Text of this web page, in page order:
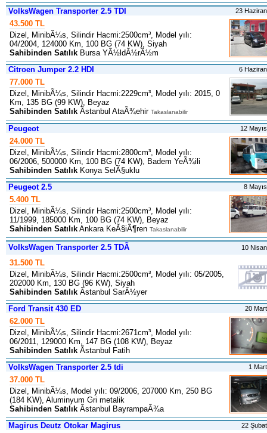
VolksWagen Transporter 2.5 TDI
23
43.500 TL
Dizel, MinibÃ¼s, Silindir Hacmi:2500cm³, Model yılı:
04/2004, 124000 Km, 100 BG (74 KW), Siyah
Sahibinden Satılık Bursa YÃ½ldÃ½rÃ½m
Citroen Jumper 2.2 HDI
6
77.000 TL
Dizel, MinibÃ¼s, Silindir Hacmi:2229cm³, Model yılı: 2015, 0
Km, 135 BG (99 KW), Beyaz
Sahibinden Satılık Ãstanbul AtaÃ¾ehir Takaslanabilir
Peugeot 12
24.000 TL
Dizel, MinibÃ¼s, Silindir Hacmi:2800cm³, Model yılı:
06/2006, 500000 Km, 100 BG (74 KW), Badem YeÃ¾ili
Sahibinden Satılık Konya SelÃ§uklu
Peugeot 2.5
8
5.400 TL
Dizel, MinibÃ¼s, Silindir Hacmi:2500cm³, Model yılı:
11/1999, 185000 Km, 100 BG (74 KW), Beyaz
Sahibinden Satılık Ankara KeÃ§iÃ¶ren Takaslanabilir
VolksWagen Transporter 2.5 TDÃ 10
31.500 TL
Dizel, MinibÃ¼s, Silindir Hacmi:2500cm³, Model yılı: 05/2005,
202000 Km, 130 BG (96 KW), Siyah
Sahibinden Satılık Ãstanbul SarÃ½yer
Ford Transit 430 ED
20
62.000 TL
Dizel, MinibÃ¼s, Silindir Hacmi:2671cm³, Model yılı:
06/2011, 129000 Km, 147 BG (108 KW), Beyaz
Sahibinden Satılık Ãstanbul Fatih
VolksWagen Transporter 2.5 tdi
1
37.000 TL
Dizel, MinibÃ¼s, Model yılı: 09/2006, 207000 Km, 250 BG
(184 KW), Aluminyum Gri metalik
Sahibinden Satılık Ãstanbul BayrampaÃ¾a
Magirus Deutz Otokar Magirus
22